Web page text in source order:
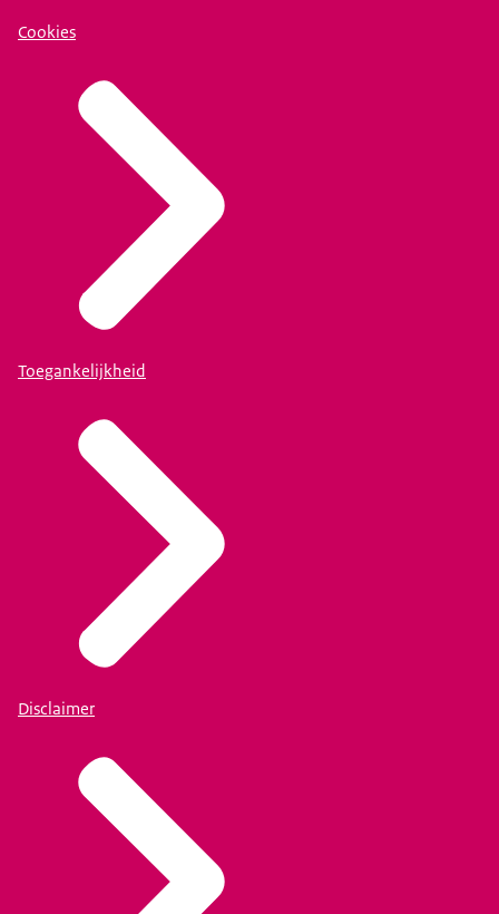
Cookies
Toegankelijkheid
Disclaimer